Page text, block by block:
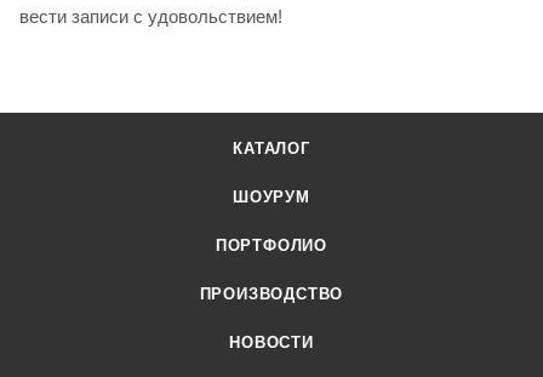
вести записи с удовольствием!
КАТАЛОГ
ШОУРУМ
ПОРТФОЛИО
ПРОИЗВОДСТВО
НОВОСТИ